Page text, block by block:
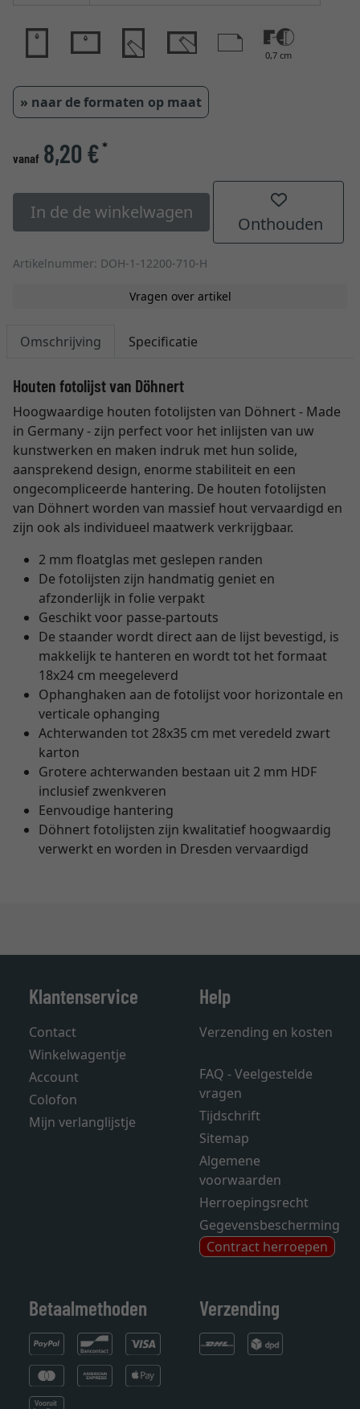
0,7 cm
» naar de formaten op maat
vanaf 8,20 €*
In de de winkelwagen
Onthouden
Artikelnummer: DOH-1-12200-710-H
Vragen over artikel
Omschrijving Specificatie
Houten fotolijst van Döhnert
Hoogwaardige houten fotolijsten van Döhnert - Made
in Germany - zijn perfect voor het inlijsten van uw
kunstwerken en maken indruk met hun solide,
aansprekend design, enorme stabiliteit en een
ongecompliceerde hantering. De houten fotolijsten
van Döhnert worden van massief hout vervaardigd en
zijn ook als individueel maatwerk verkrijgbaar.
2 mm floatglas met geslepen randen
De fotolijsten zijn handmatig geniet en
afzonderlijk in folie verpakt
Geschikt voor passe-partouts
De staander wordt direct aan de lijst bevestigd, is
makkelijk te hanteren en wordt tot het formaat
18x24 cm meegeleverd
Ophanghaken aan de fotolijst voor horizontale en
verticale ophanging
Achterwanden tot 28x35 cm met veredeld zwart
karton
Grotere achterwanden bestaan uit 2 mm HDF
inclusief zwenkveren
Eenvoudige hantering
Döhnert fotolijsten zijn kwalitatief hoogwaardig
verwerkt en worden in Dresden vervaardigd
Klantenservice
Contact
Winkelwagentje
Account
Colofon
Mijn verlanglijstje
Help
Verzending en kosten
FAQ - Veelgestelde
vragen
Tijdschrift
Sitemap
Algemene
voorwaarden
Herroepingsrecht
Gegevensbescherming
Contract herroepen
Betaalmethoden Verzending